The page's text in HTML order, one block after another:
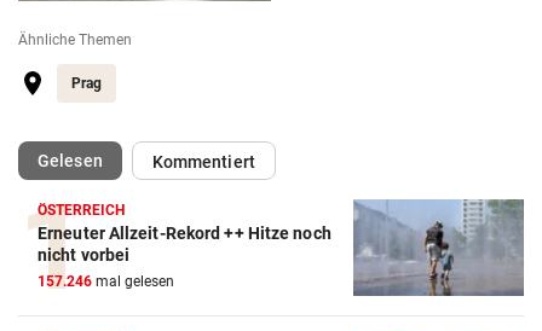
Ähnliche Themen
Prag
Gelesen(ausgewählt)Kommentiert
ÖSTERREICH
Erneuter Allzeit-Rekord ++ Hitze noch
nicht vorbei
157.246 mal gelesen